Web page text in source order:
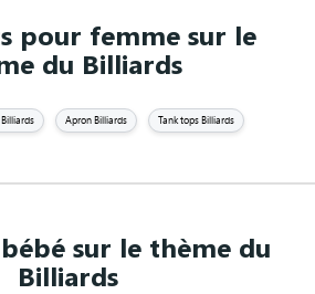
pour femme sur le
du Billiards
Apron Billiards Tank tops Billiards
sur le thème du
Billiards